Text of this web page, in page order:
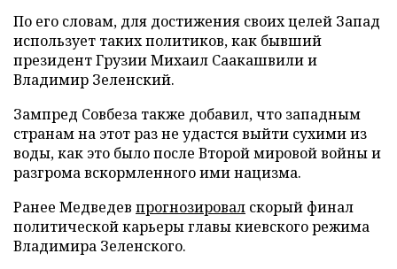
По его словам, для достижения своих целей Запад
использует таких политиков, как бывший
президент Грузии Михаил Саакашвили и
Владимир Зеленский.
Зампред Совбеза также добавил, что западным
странам на этот раз не удастся выйти сухими из
воды, как это было после Второй мировой войны и
разгрома вскормленного ими нацизма.
Ранее Медведев прогнозировал скорый финал
политической карьеры главы киевского режима
Владимира Зеленского.